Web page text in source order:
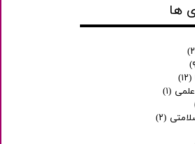
ها
(۱۲)
(۱)
(۲)